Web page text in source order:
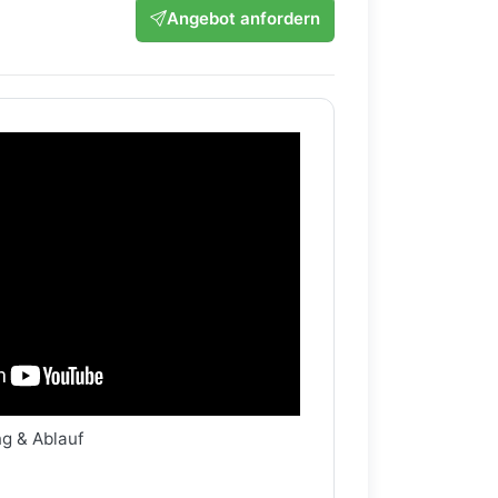
Angebot anfordern
& Ablauf